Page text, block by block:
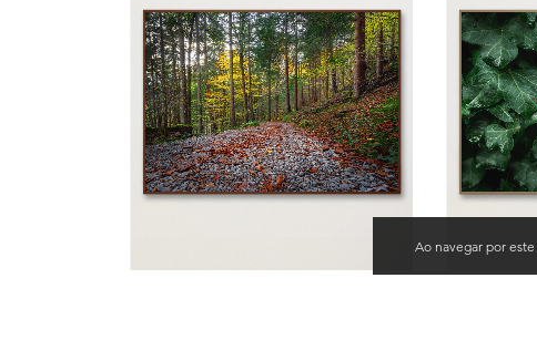
Ao navegar por este